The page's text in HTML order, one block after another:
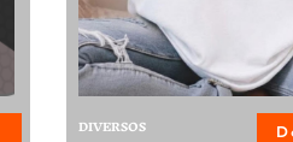
DIVERSOS